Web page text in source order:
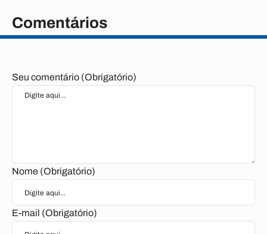
Comentários
Seu comentário (Obrigatório)
Nome (Obrigatório)
E-mail (Obrigatório)